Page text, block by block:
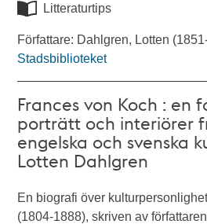
Litteraturtips
Författare: Dahlgren, Lotten
Stadsbiblioteket
Frances von Koch : en
porträtt och interiörer
engelska och svenska
Lotten Dahlgren
En biografi över
(1804-1888), skriven av